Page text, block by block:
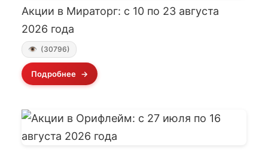
Акции в Мираторг: с 10 по 23 августа
2026 года
(30796)
Подробнее